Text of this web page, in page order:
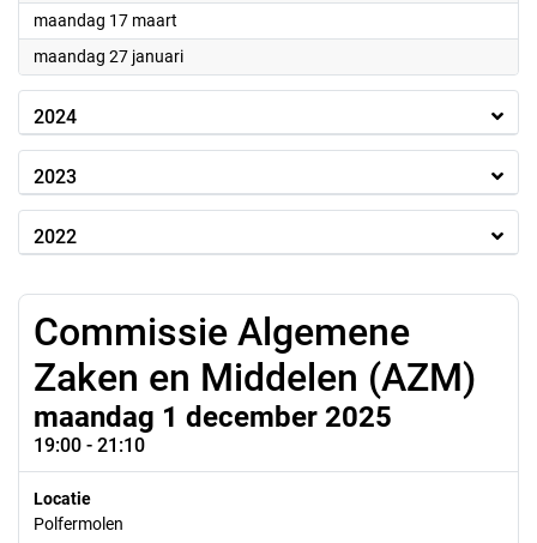
maandag 17 maart
maandag 27 januari2025
2024
2023
2022
Commissie Algemene
Zaken en Middelen (AZM)
maandag 1 december 2025
19:00 - 21:10
Locatie
Polfermolen